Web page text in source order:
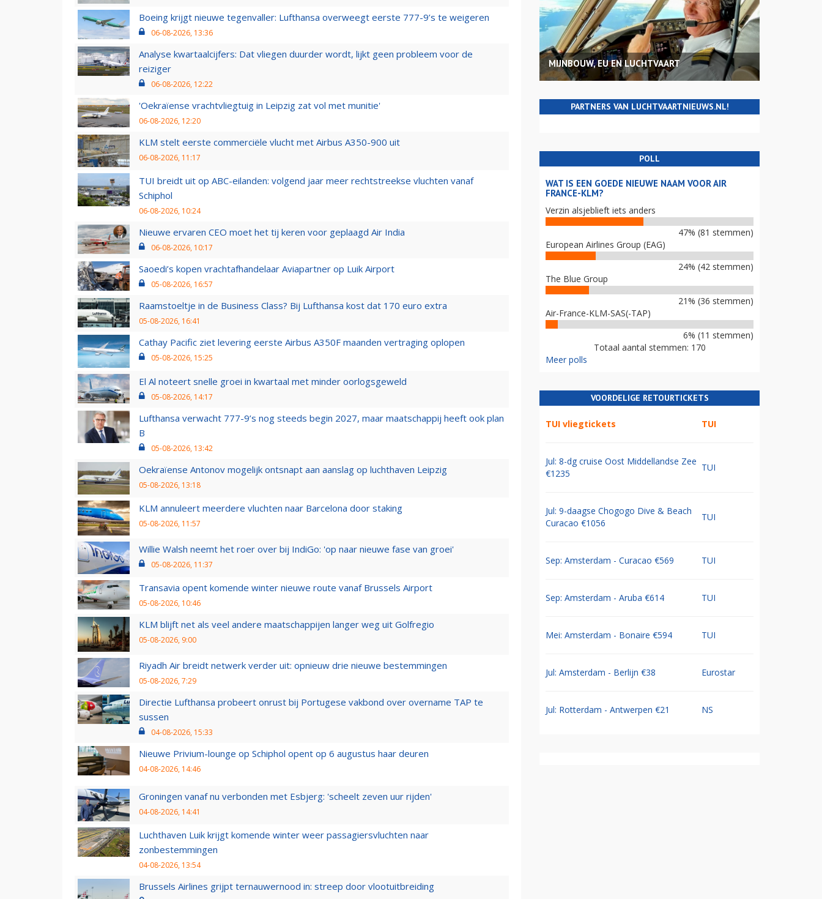
Boeing krijgt nieuwe tegenvaller: Lufthansa overweegt eerste 777-9’s te weigeren
06-08-2026, 13:36
Analyse kwartaalcijfers: Dat vliegen duurder wordt, lijkt geen probleem voor de
reiziger
06-08-2026, 12:22
'Oekraïense vrachtvliegtuig in Leipzig zat vol met munitie'
06-08-2026, 12:20
KLM stelt eerste commerciële vlucht met Airbus A350-900 uit
06-08-2026, 11:17
TUI breidt uit op ABC-eilanden: volgend jaar meer rechtstreekse vluchten vanaf
Schiphol
06-08-2026, 10:24
Nieuwe ervaren CEO moet het tij keren voor geplaagd Air India
06-08-2026, 10:17
Saoedi’s kopen vrachtafhandelaar Aviapartner op Luik Airport
05-08-2026, 16:57
Raamstoeltje in de Business Class? Bij Lufthansa kost dat 170 euro extra
05-08-2026, 16:41
Cathay Pacific ziet levering eerste Airbus A350F maanden vertraging oplopen
05-08-2026, 15:25
El Al noteert snelle groei in kwartaal met minder oorlogsgeweld
05-08-2026, 14:17
Lufthansa verwacht 777-9’s nog steeds begin 2027, maar maatschappij heeft ook plan
B
05-08-2026, 13:42
Oekraïense Antonov mogelijk ontsnapt aan aanslag op luchthaven Leipzig
05-08-2026, 13:18
KLM annuleert meerdere vluchten naar Barcelona door staking
05-08-2026, 11:57
Willie Walsh neemt het roer over bij IndiGo: 'op naar nieuwe fase van groei'
05-08-2026, 11:37
Transavia opent komende winter nieuwe route vanaf Brussels Airport
05-08-2026, 10:46
KLM blijft net als veel andere maatschappijen langer weg uit Golfregio
05-08-2026, 9:00
Riyadh Air breidt netwerk verder uit: opnieuw drie nieuwe bestemmingen
05-08-2026, 7:29
Directie Lufthansa probeert onrust bij Portugese vakbond over overname TAP te
sussen
04-08-2026, 15:33
Nieuwe Privium-lounge op Schiphol opent op 6 augustus haar deuren
04-08-2026, 14:46
Groningen vanaf nu verbonden met Esbjerg: 'scheelt zeven uur rijden'
04-08-2026, 14:41
Luchthaven Luik krijgt komende winter weer passagiersvluchten naar
zonbestemmingen
04-08-2026, 13:54
Brussels Airlines grijpt ternauwernood in: streep door vlootuitbreiding
MIJNBOUW, EU EN LUCHTVAART
PARTNERS VAN LUCHTVAARTNIEUWS.NL!
POLL
WAT IS EEN GOEDE NIEUWE NAAM VOOR AIR
FRANCE-KLM?
Verzin alsjeblieft iets anders
47% (81 stemmen)
European Airlines Group (EAG)
24% (42 stemmen)
The Blue Group
21% (36 stemmen)
Air-France-KLM-SAS(-TAP)
6% (11 stemmen)
Totaal aantal stemmen: 170
Meer polls
VOORDELIGE RETOURTICKETS
TUI vliegtickets TUI
Jul: 8-dg cruise Oost Middellandse Zee
€1235
TUI
Jul: 9-daagse Chogogo Dive & Beach
Curacao €1056
TUI
Sep: Amsterdam - Curacao €569 TUI
Sep: Amsterdam - Aruba €614 TUI
Mei: Amsterdam - Bonaire €594 TUI
Jul: Amsterdam - Berlijn €38 Eurostar
Jul: Rotterdam - Antwerpen €21 NS